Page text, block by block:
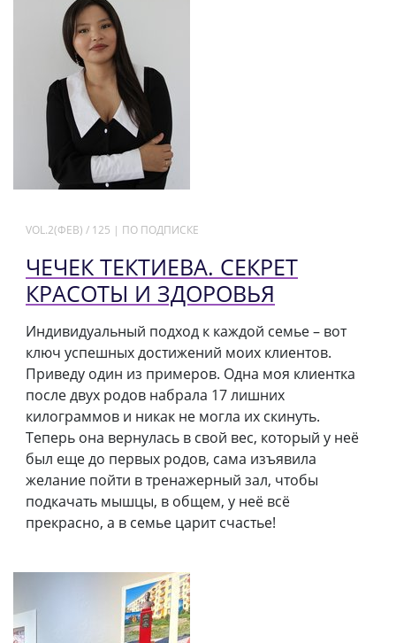
VOL.2(ФЕВ) / 125 | ПО ПОДПИСКЕ
ЧЕЧЕК ТЕКТИЕВА. СЕКРЕТ
КРАСОТЫ И ЗДОРОВЬЯ
Индивидуальный подход к каждой семье – вот
ключ успешных достижений моих клиентов.
Приведу один из примеров. Одна моя клиентка
после двух родов набрала 17 лишних
килограммов и никак не могла их скинуть.
Теперь она вернулась в свой вес, который у неё
был еще до первых родов, сама изъявила
желание пойти в тренажерный зал, чтобы
подкачать мышцы, в общем, у неё всё
прекрасно, а в семье царит счастье!